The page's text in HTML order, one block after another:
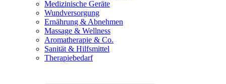
Medizinische Geräte
Wundversorgung
Ernährung & Abnehmen
Massage & Wellness
Aromatherapie & Co.
Sanität & Hilfsmittel
Therapiebedarf